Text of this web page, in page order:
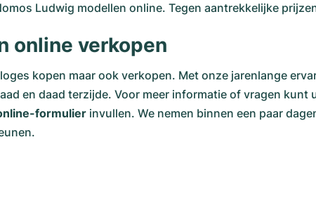
Ludwig modellen online. Tegen aantrekkelijke
online verkopen
kopen maar ook verkopen. Met onze jarenlange
en daad terzijde. Voor meer informatie of vragen
formulier invullen. We nemen binnen een paar